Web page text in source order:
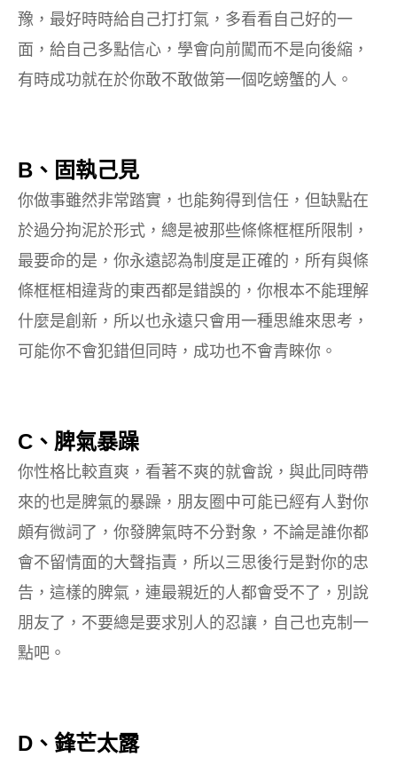
豫，最好時時給自己打打氣，多看看自己好的一
面，給自己多點信心，學會向前闖而不是向後縮，
有時成功就在於你敢不敢做第一個吃螃蟹的人。
B、固執己見
你做事雖然非常踏實，也能夠得到信任，但缺點在
於過分拘泥於形式，總是被那些條條框框所限制，
最要命的是，你永遠認為制度是正確的，所有與條
條框框相違背的東西都是錯誤的，你根本不能理解
什麼是創新，所以也永遠只會用一種思維來思考，
可能你不會犯錯但同時，成功也不會青睞你。
C、脾氣暴躁
你性格比較直爽，看著不爽的就會說，與此同時帶
來的也是脾氣的暴躁，朋友圈中可能已經有人對你
頗有微詞了，你發脾氣時不分對象，不論是誰你都
會不留情面的大聲指責，所以三思後行是對你的忠
告，這樣的脾氣，連最親近的人都會受不了，別說
朋友了，不要總是要求別人的忍讓，自己也克制一
點吧。
D、鋒芒太露